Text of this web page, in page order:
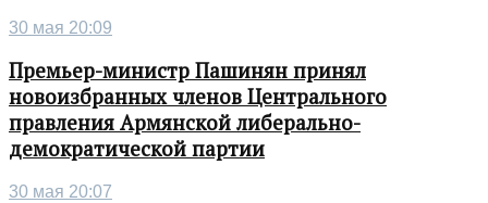
30 мая 20:09
Премьер-министр Пашинян принял
новоизбранных членов Центрального
правления Армянской либерально-
демократической партии
30 мая 20:07